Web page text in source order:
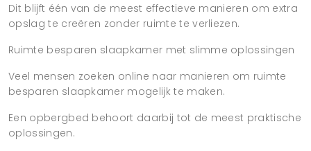
Dit blijft één van de meest effectieve manieren om extra
opslag te creëren zonder ruimte te verliezen.
Ruimte besparen slaapkamer met slimme oplossingen
Veel mensen zoeken online naar manieren om ruimte
besparen slaapkamer mogelijk te maken.
Een opbergbed behoort daarbij tot de meest praktische
oplossingen.